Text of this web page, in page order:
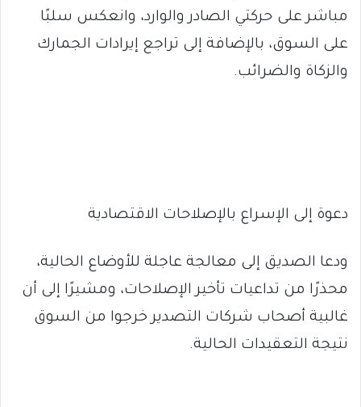
مباشر على حركتي الصادر والوارد، وانعكس سلبًا
على السوق، بالإضافة إلى تراجع إيرادات الجمارك
والزكاة والضرائب.
دعوة إلى الإسراع بالإصلاحات الاقتصادية
ودعا الصديق إلى معالجة عاجلة للأوضاع الحالية،
محذرًا من تداعيات تأخير الإصلاحات، ومشيرًا إلى أن
غالبية أصحاب شركات التصدير خرجوا من السوق
نتيجة التعقيدات الحالية.